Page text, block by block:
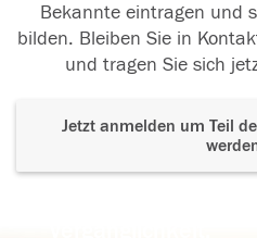
Bekannte eintragen und
bilden. Bleiben Sie in
und tragen Sie sich
Jetzt anmelden um Teil